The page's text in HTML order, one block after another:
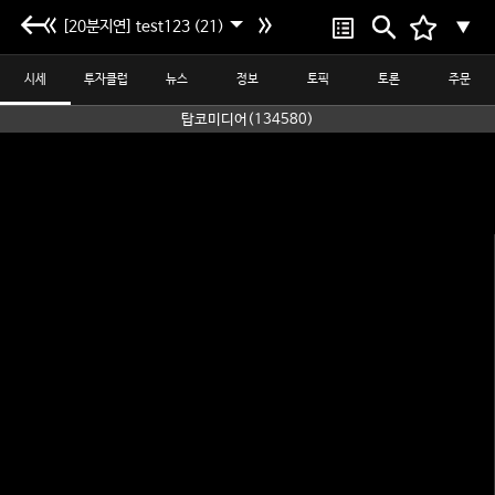
[20분지연] test123 (21) ▼
시세 투자클럽 뉴스 정보 토픽 토론 주문
탑코미디어(134580)